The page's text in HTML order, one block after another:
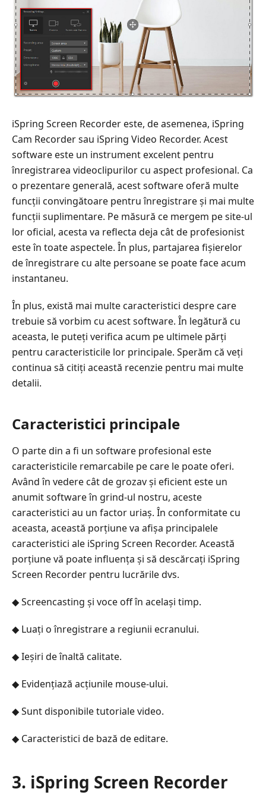
iSpring Screen Recorder este, de asemenea, iSpring
Cam Recorder sau iSpring Video Recorder. Acest
software este un instrument excelent pentru
înregistrarea videoclipurilor cu aspect profesional. Ca
o prezentare generală, acest software oferă multe
funcții convingătoare pentru înregistrare și mai multe
funcții suplimentare. Pe măsură ce mergem pe site-ul
lor oficial, acesta va reflecta deja cât de profesionist
este în toate aspectele. În plus, partajarea fișierelor
de înregistrare cu alte persoane se poate face acum
instantaneu.
În plus, există mai multe caracteristici despre care
trebuie să vorbim cu acest software. În legătură cu
aceasta, le puteți verifica acum pe ultimele părți
pentru caracteristicile lor principale. Sperăm că veți
continua să citiți această recenzie pentru mai multe
detalii.
Caracteristici principale
O parte din a fi un software profesional este
caracteristicile remarcabile pe care le poate oferi.
Având în vedere cât de grozav și eficient este un
anumit software în grind-ul nostru, aceste
caracteristici au un factor uriaș. În conformitate cu
aceasta, această porțiune va afișa principalele
caracteristici ale iSpring Screen Recorder. Această
porțiune vă poate influența și să descărcați iSpring
Screen Recorder pentru lucrările dvs.
◆ Screencasting și voce off în același timp.
◆ Luați o înregistrare a regiunii ecranului.
◆ Ieșiri de înaltă calitate.
◆ Evidențiază acțiunile mouse-ului.
◆ Sunt disponibile tutoriale video.
◆ Caracteristici de bază de editare.
3. iSpring Screen Recorder